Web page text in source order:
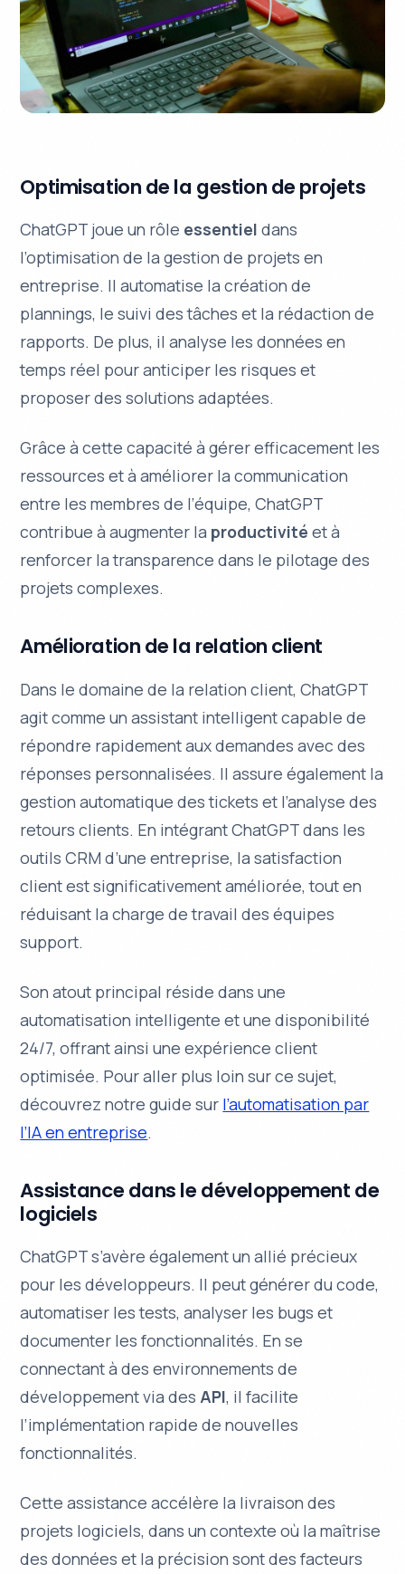
Optimisation de la gestion de projets
ChatGPT joue un rôle essentiel dans
l’optimisation de la gestion de projets en
entreprise. Il automatise la création de
plannings, le suivi des tâches et la rédaction de
rapports. De plus, il analyse les données en
temps réel pouranticiper les risques et
proposer des solutions adaptées.
Grâce à cette capacité à gérer efficacement les
ressources et à améliorer la communication
entre les membres de l’équipe, ChatGPT
contribue à augmenter la productivité et à
renforcer la transparence dans le pilotage des
projets complexes.
Amélioration de la relation client
Dans le domaine de la relation client, ChatGPT
agit comme un assistant intelligent capable de
répondre rapidement aux demandes avec des
réponses personnalisées. Il assure également la
gestion automatique des tickets et l’analyse des
retours clients. En intégrant ChatGPT dans les
outils CRM d’une entreprise, la satisfaction
client est significativement améliorée, tout en
réduisant la charge de travail des équipes
support.
Son atout principal réside dans une
automatisation intelligente et une disponibilité
24/7, offrant ainsi une expérience client
optimisée. Pour aller plus loin sur ce sujet,
découvrez notre guide sur l’automatisation par
l’IA en entreprise.
Assistance dans le développement de
logiciels
ChatGPT s’avère également un allié précieux
pour les développeurs. Il peut générer du code,
automatiser les tests, analyser les bugs et
documenter les fonctionnalités. En se
connectant à des environnements de
développement via des API, il facilite
l’implémentation rapide de nouvelles
fonctionnalités.
Cette assistance accélère la livraison des
projets logiciels, dans un contexte où lamaîtrise
des données et la précision sont des facteurs